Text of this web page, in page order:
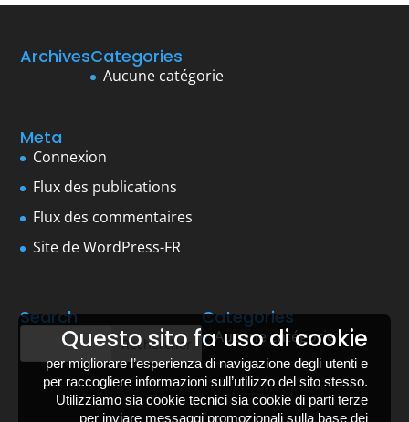
ArchivesCategories
Aucune catégorie
Meta
Connexion
Flux des publications
Flux des commentaires
Site de WordPress-FR
Search Categories
Aucune catégorie
Questo sito fa uso di cookie
per migliorare l’esperienza di navigazione degli utenti e
per raccogliere informazioni sull’utilizzo del sito stesso.
Utilizziamo sia cookie tecnici sia cookie di parti terze
per inviare messaggi promozionali sulla base dei